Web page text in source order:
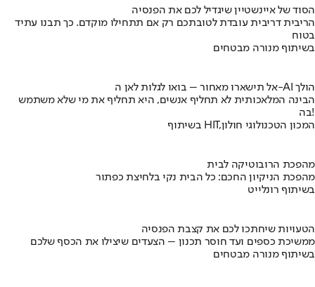
הסוד של איינשטיין שיגדיל לכם את הפנסיה
הריבית דריבית עובדת לטובתכם רק אם תתחילו מוקדם. כך תבנו עתיד
בטוח
בשיתוף מנורה מבטחים
אל תישארו מאחור – בואו לגלות לאן ה-AI הולך
הבינה המלאכותית לא תחליף אנשים, היא תחליף את מי שלא משתמש
בה!
בשיתוף HIT,המכון הטכנולוגי חולון
מהפכת הרובוטיקה לבית
מהפכת הניקיון החכם: כל הבית נקי בלחיצת כפתור
בשיתוף רונלייט
הטעויות שיחתכו לכם את קצבת הפנסיה
ממשיכת כספים ועד חוסר תכנון – הצעדים שיצילו את הכסף שלכם
בשיתוף מנורה מבטחים